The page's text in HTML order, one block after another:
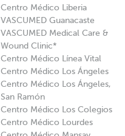
Centro Médico Liberia
VASCUMED Guanacaste
VASCUMED Medical Care &
Wound Clinic*
Centro Médico Línea Vital
Centro Médico Los Ángeles
Centro Médico Los Ángeles,
San Ramón
Centro Médico Los Colegios
Centro Médico Lourdes